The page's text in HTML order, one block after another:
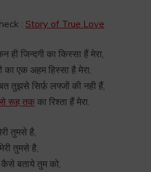
: Story of True Love
ही जिन्दगी का किस्सा हैं मेरा,
का एक अहम हिस्सा है मेरा,
तुझसे सिर्फ़ लफ्जों की नही हैं,
रूह तकका रिश्ता हैं मेरा.
तुमसे है,
तुमसे है,
कैसे बताये तुम को,